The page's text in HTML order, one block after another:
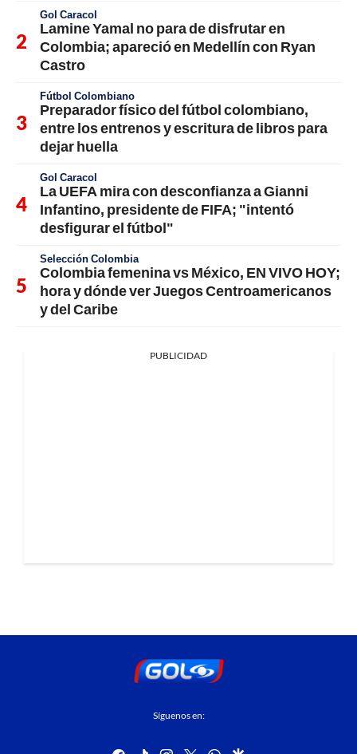
Gol Caracol
Lamine Yamal no para de disfrutar en
Colombia; apareció en Medellín con Ryan
Castro
Fútbol Colombiano
Preparador físico del fútbol colombiano,
entre los entrenos y escritura de libros para
dejar huella
Gol Caracol
La UEFA mira con desconfianza a Gianni
Infantino, presidente de FIFA; "intentó
desfigurar el fútbol"
Selección Colombia
Colombia femenina vs México, EN VIVO HOY;
hora y dónde ver Juegos Centroamericanos
y del Caribe
PUBLICIDAD
Síguenos en: